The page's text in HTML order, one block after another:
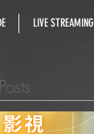
LIVE STREAMING